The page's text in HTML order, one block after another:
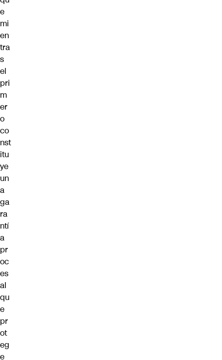
e
mi
en
tra
s
el
pri
m
er
o
co
nst
itu
ye
un
a
ga
ra
ntí
a
pr
oc
es
al
qu
e
pr
ot
eg
e